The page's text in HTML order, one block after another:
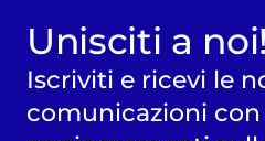
Unisciti a noi!
Iscriviti e ricevi le
comunicazioni